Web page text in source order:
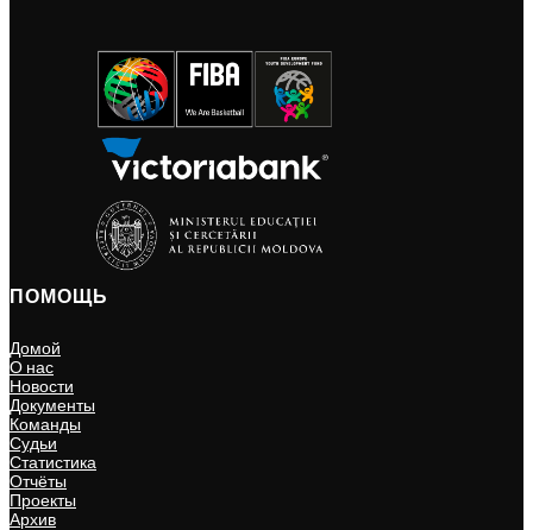
ПОМОЩЬ
Домой
О нас
Новости
Документы
Команды
Судьи
Статистика
Отчёты
Проекты
Архив